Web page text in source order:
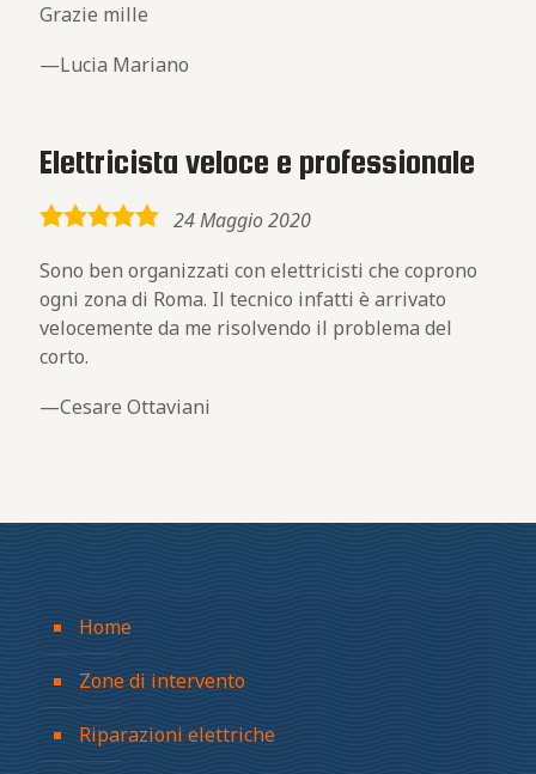
Grazie mille
Lucia Mariano
Elettricista veloce e professionale
5,0
24 Maggio 2020
Sono ben organizzati con elettricisti che coprono
ogni zona di Roma. Il tecnico infatti è arrivato
velocemente da me risolvendo il problema del
corto.
Cesare Ottaviani
Home
Zone di intervento
Riparazioni elettriche